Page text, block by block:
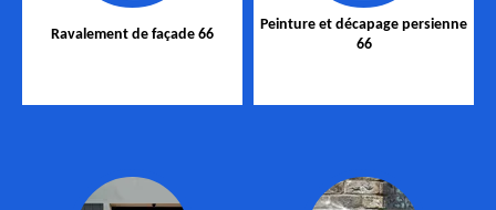
Ravalement de façade 66
Peinture et décapage persienne
66